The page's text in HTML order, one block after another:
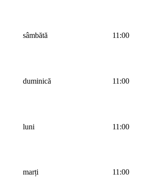
sâmbătă 11:00
duminică 11:00
luni 11:00
marți 11:00